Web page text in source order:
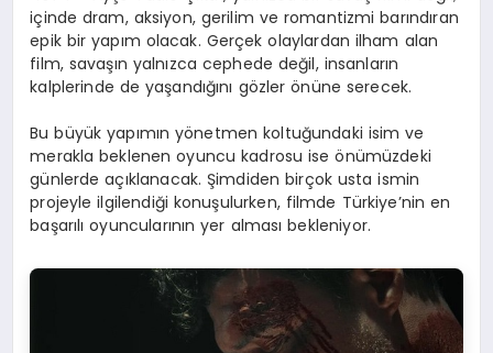
içinde dram, aksiyon, gerilim ve romantizmi barındıran
epik bir yapım olacak. Gerçek olaylardan ilham alan
film, savaşın yalnızca cephede değil, insanların
kalplerinde de yaşandığını gözler önüne serecek.
Bu büyük yapımın yönetmen koltuğundaki isim ve
merakla beklenen oyuncu kadrosu ise önümüzdeki
günlerde açıklanacak. Şimdiden birçok usta ismin
projeyle ilgilendiği konuşulurken, filmde Türkiye’nin en
başarılı oyuncularının yer alması bekleniyor.